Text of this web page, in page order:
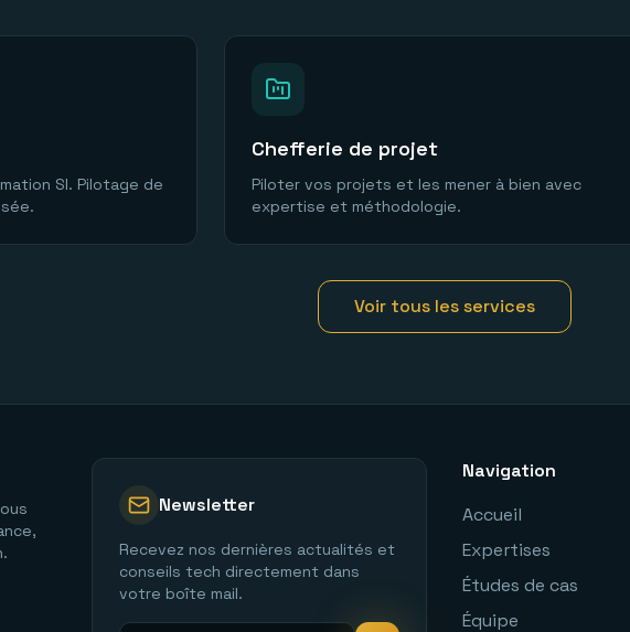
SI. Pilotage de
Chefferie de projet
Piloter vos projets et les mener à bien avec
expertise et méthodologie.
Voir tous les services
Newsletter
Recevez nos dernières actualités et
conseils tech directement dans
votre boîte mail.
Navigation
Accueil
Expertises
Études de cas
Équipe